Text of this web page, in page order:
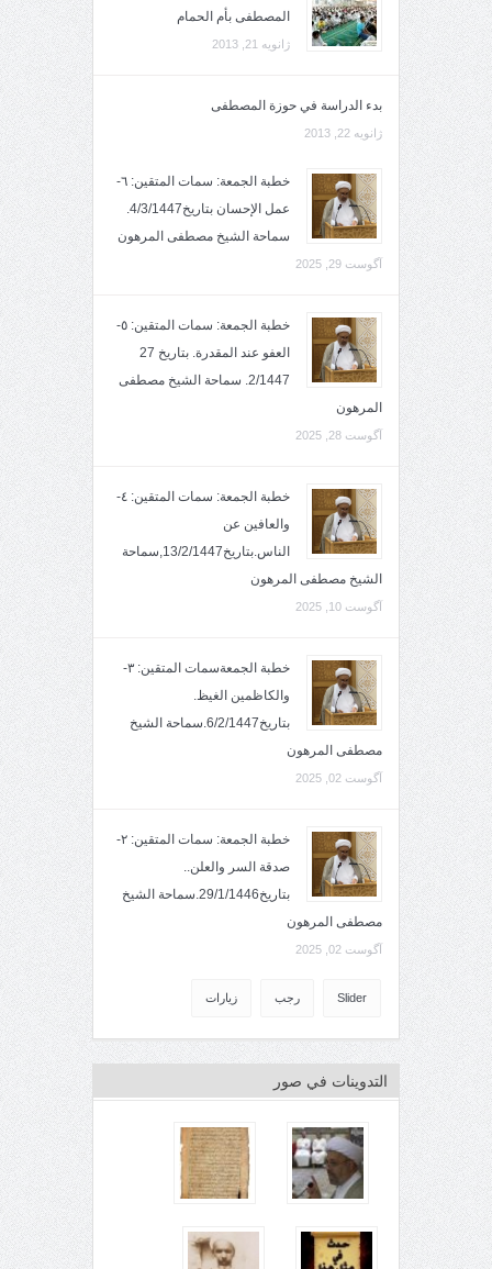
المصطفى بأم الحمام
ژانویه 21, 2013
بدء الدراسة في حوزة المصطفى
ژانویه 22, 2013
خطبة الجمعة: سمات المتقين: ٦-
عمل الإحسان بتاريخ4/3/1447.
سماحة الشيخ مصطفى المرهون
آگوست 29, 2025
خطبة الجمعة: سمات المتقين: ٥-
العفو عند المقدرة. بتاريخ 27
2/1447. سماحة الشيخ مصطفى
المرهون
آگوست 28, 2025
خطبة الجمعة: سمات المتقين: ٤-
والعافين عن
الناس.بتاريخ13/2/1447,سماحة
الشيخ مصطفى المرهون
آگوست 10, 2025
خطبة الجمعةسمات المتقين: ٣-
والكاظمين الغيظ.
بتاريخ6/2/1447.سماحة الشيخ
مصطفى المرهون
آگوست 02, 2025
خطبة الجمعة: سمات المتقين: ٢-
صدقة السر والعلن..
بتاريخ29/1/1446.سماحة الشيخ
مصطفى المرهون
آگوست 02, 2025
Slider رجب زيارات
التدوينات في صور